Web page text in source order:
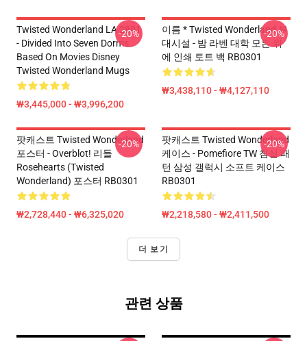
Twisted Wonderland LA 2801
- Divided Into Seven Dorms
Based On Movies Disney
Twisted Wonderland Mugs
₩3,445,000 - ₩3,996,200
-20%
이름 * Twisted Wonderland 부
대시설 - 밤 라벤 대학 모든 위
에 인쇄 토트 백 RB0301
₩3,438,110 - ₩4,127,110
-20%
팟캐스트 Twisted Wonderland
포스터 - Overblot! 리들
Rosehearts (Twisted
Wonderland) 포스터 RB0301
₩2,728,440 - ₩6,325,020
-20%
팟캐스트 Twisted Wonderland
케이스 - Pomefiore TW 침실 패
턴 삼성 갤럭시 소프트 케이스
RB0301
₩2,218,580 - ₩2,411,500
-20%
더 보기
관련 상품